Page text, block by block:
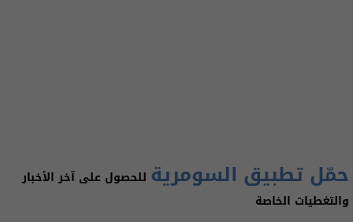
حمّل تطبيق السومرية للحصول على آخر الأخبار
والتغطيات الخاصة